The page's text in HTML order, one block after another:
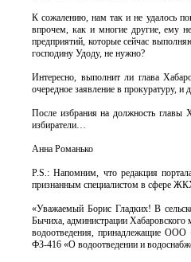
К сожалению, нам так и не удалось
впрочем, как и многие другие, ему
предприятий, которые сейчас
господину Удоду, не нужно?
Интересно, выполнит ли глава
очередное заявление в прокуратуру,
После избрания на должность главы
избиратели…
Анна Романько
P.S.: Напомним, что редакция
признанным специалистом в сфере
«Уважаемый Борис Гладких! В
Бычиха, администрации Хабаровского
водоотведения, принадлежащие ООО
ФЗ-416 «О водоотведении и